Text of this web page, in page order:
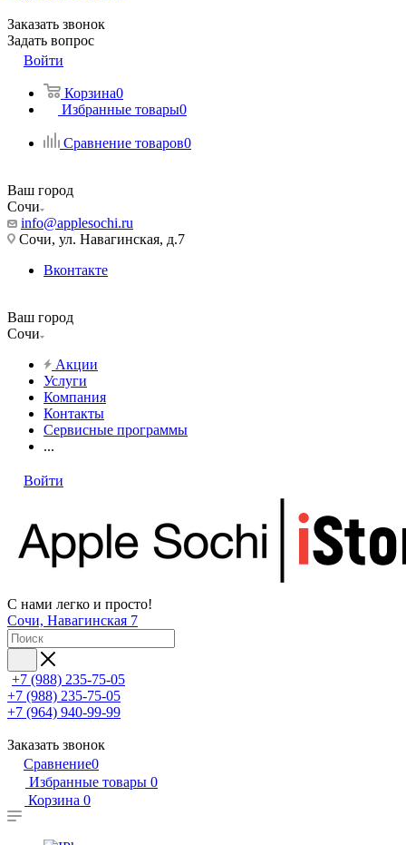
Заказать звонок
Задать вопрос
Войти
Корзина0
Избранные товары0
Сравнение товаров0
Ваш город
Сочи
info@applesochi.ru
Сочи, ул. Навагинская, д.7
Вконтакте
Ваш город
Сочи
Акции
Услуги
Компания
Контакты
Сервисные программы
...
Войти
С нами легко и просто!
Сочи, Навагинская 7
+7 (988) 235-75-05
+7 (988) 235-75-05
+7 (964) 940-99-99
Заказать звонок
Сравнение0
Избранные товары 0
Корзина 0